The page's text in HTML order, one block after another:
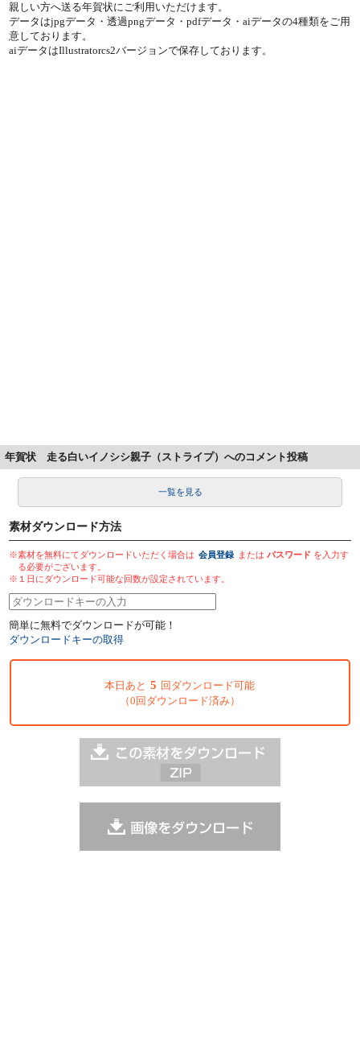
親しい方へ送る年賀状にご利用いただけます。
データはjpgデータ・透過pngデータ・pdfデータ・aiデータの4種類をご用
意しております。
aiデータはIllustratorcs2バージョンで保存しております。
年賀状 走る白いイノシシ親子（ストライプ）へのコメント投稿
一覧を見る
素材ダウンロード方法
※素材を無料にてダウンロードいただく場合は 会員登録 またはパスワード を入力す
る必要がございます。
※１日にダウンロード可能な回数が設定されています。
簡単に無料でダウンロードが可能！
ダウンロードキーの取得
本日あと 5 回ダウンロード可能
（0回ダウンロード済み）